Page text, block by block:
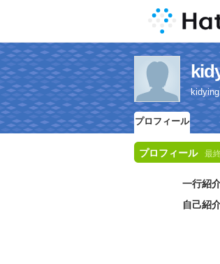
プロフィール
プロフィール 最
一行紹
自己紹